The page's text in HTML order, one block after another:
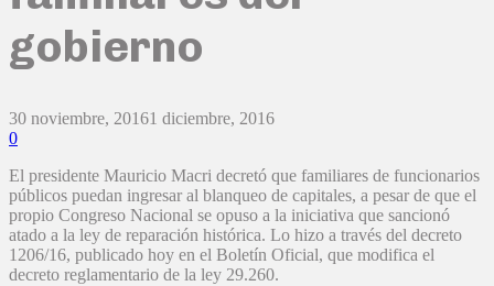
gobierno
30 noviembre, 20161 diciembre, 2016
0
El presidente Mauricio Macri decretó que familiares de funcionarios
públicos puedan ingresar al blanqueo de capitales, a pesar de que el
propio Congreso Nacional se opuso a la iniciativa que sancionó
atado a la ley de reparación histórica. Lo hizo a través del decreto
1206/16, publicado hoy en el Boletín Oficial, que modifica el
decreto reglamentario de la ley 29.260.